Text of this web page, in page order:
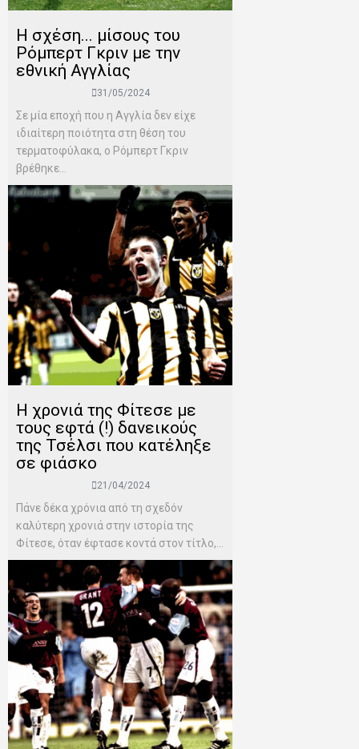
Η σχέση... μίσους του
Ρόμπερτ Γκριν με την
εθνική Αγγλίας
31/05/2024
Σε μία εποχή που η Αγγλία δεν είχε
ιδιαίτερη ποιότητα στη θέση του
τερματοφύλακα, ο Ρόμπερτ Γκριν
βρέθηκε...
Η χρονιά της Φίτεσε με
τους εφτά (!) δανεικούς
της Τσέλσι που κατέληξε
σε φιάσκο
21/04/2024
Πάνε δέκα χρόνια από τη σχεδόν
καλύτερη χρονιά στην ιστορία της
Φίτεσε, όταν έφτασε κοντά στον τίτλο,...